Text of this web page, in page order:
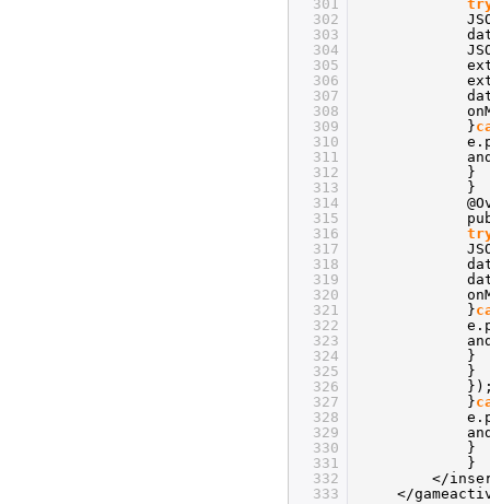
301
302
303
304
305
306
307
308
309
310
311
312
313
314
315
316
317
318
319
320
321
322
323
324
325
326
327
328
329
330
331
332
333
}
}
}
}
}
}
}
}
}
</
</